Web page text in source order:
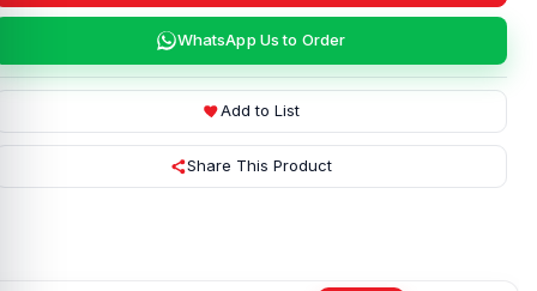
WhatsApp Us to Order
Add to List
Share This Product